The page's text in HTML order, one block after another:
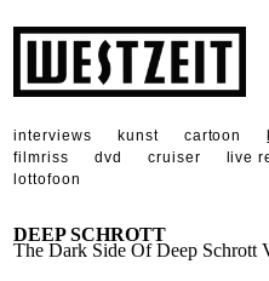
interviews kunst cartoon
filmriss
dvd cruiser live
lottofoon
DEEP SCHROTT
The Dark Side Of Deep Schrott